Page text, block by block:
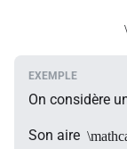
On considère
Son aire